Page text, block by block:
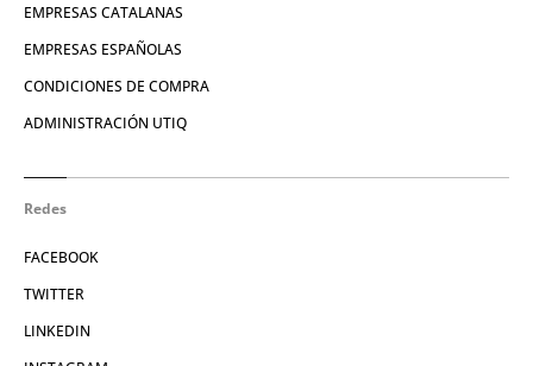
EMPRESAS CATALANAS
EMPRESAS ESPAÑOLAS
CONDICIONES DE COMPRA
ADMINISTRACIÓN UTIQ
Redes
FACEBOOK
TWITTER
LINKEDIN